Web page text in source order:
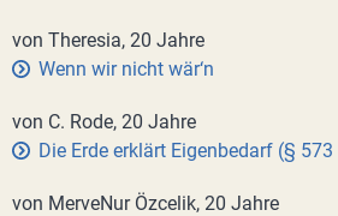
von Theresia, 20 Jahre
Wenn wir nicht wär‘n
von C. Rode, 20 Jahre
Die Erde erklärt Eigenbedarf (§ 573
von MerveNur Özcelik, 20 Jahre